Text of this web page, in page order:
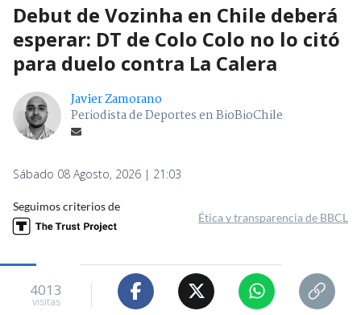
Debut de Vozinha en Chile deberá
esperar: DT de Colo Colo no lo citó
para duelo contra La Calera
Javier Zamorano
Periodista de Deportes en BioBioChile
Sábado 08 Agosto, 2026 | 21:03
Seguimos criterios de
Ética y transparencia de BBCL
4013
visitas